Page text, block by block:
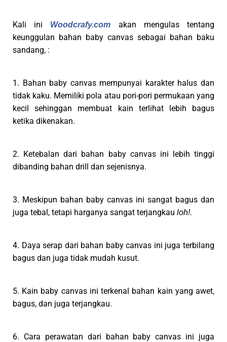
Kali ini Woodcrafy.com akan mengulas tentang
keunggulan bahan baby canvas sebagai bahan baku
sandang, :
1. Bahan baby canvas mempunyai karakter halus dan
tidak kaku. Memiliki pola atau pori-pori permukaan yang
kecil sehinggan membuat kain terlihat lebih bagus
ketika dikenakan.
2. Ketebalan dari bahan baby canvas ini lebih tinggi
dibanding bahan drill dan sejenisnya.
3. Meskipun bahan baby canvas ini sangat bagus dan
juga tebal, tetapi harganya sangat terjangkau loh!.
4. Daya serap dari bahan baby canvas ini juga terbilang
bagus dan juga tidak mudah kusut.
5. Kain baby canvas ini terkenal bahan kain yang awet,
bagus, dan juga terjangkau.
6. Cara perawatan dari bahan baby canvas ini juga